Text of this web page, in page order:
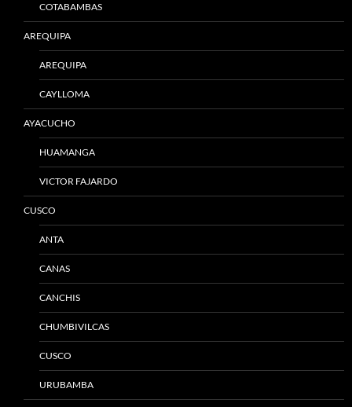
COTABAMBAS
AREQUIPA
AREQUIPA
CAYLLOMA
AYACUCHO
HUAMANGA
VICTOR FAJARDO
CUSCO
ANTA
CANAS
CANCHIS
CHUMBIVILCAS
CUSCO
URUBAMBA